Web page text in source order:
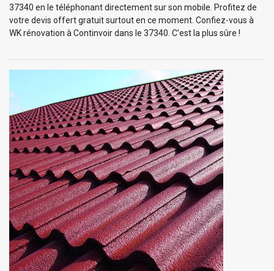
37340 en le téléphonant directement sur son mobile. Profitez de
votre devis offert gratuit surtout en ce moment. Confiez-vous à
WK rénovation à Continvoir dans le 37340. C’est la plus sûre !